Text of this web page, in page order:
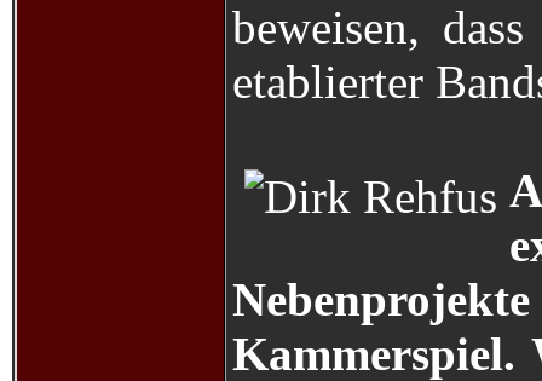
beweisen,
etablierter
Kammerspiel.